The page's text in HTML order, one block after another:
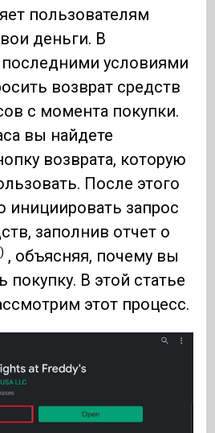
пользователям
деньги. В
последними условиями
возврат средств
с момента покупки.
вы найдете
возврата, которую
После этого
инициировать запрос
заполнив отчет о
, объясняя, почему вы
покупку. В этой статье
этот процесс.